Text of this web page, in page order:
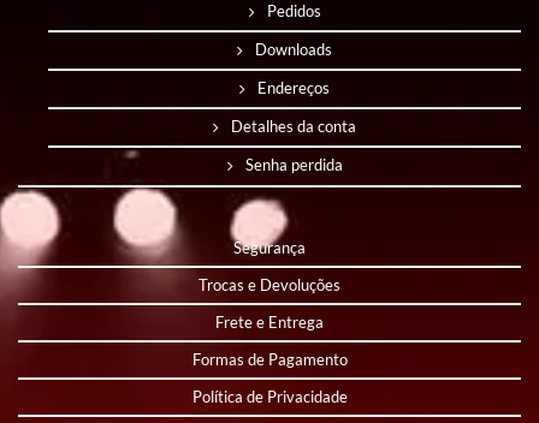
Pedidos
Downloads
Endereços
Detalhes da conta
Senha perdida
Segurança
Trocas e Devoluções
Frete e Entrega
Formas de Pagamento
Política de Privacidade